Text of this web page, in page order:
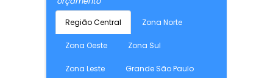
Região Central Zona Norte
Zona Oeste Zona Sul
Zona Leste Grande São Paulo